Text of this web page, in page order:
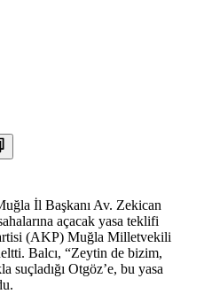
İl Başkanı Av. Zekican
açacak yasa teklifi
(AKP) Muğla Milletvekili
Balcı, “Zeytin de bizim,
suçladığı Otgöz’e, bu yasa